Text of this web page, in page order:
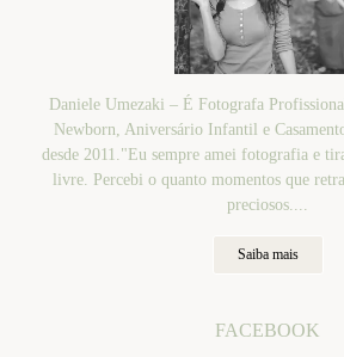
Daniele Umezaki – É Fotografa
Newborn, Aniversário Infantil e
desde 2011."Eu sempre amei fotografia e
livre. Percebi o quanto momentos que
preciosos....
Saiba mais
FACEBOOK